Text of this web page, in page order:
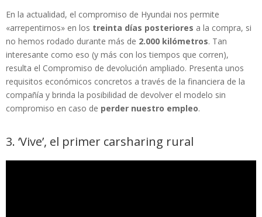
En la actualidad, el compromiso de Hyundai nos permite
«arrepentirnos» en los treinta días posteriores a la compra, si
no hemos rodado durante más de 2.000 kilómetros. Tan
interesante como eso (y más con los tiempos que corren),
resulta el Compromiso de devolución ampliado. Presenta unos
requisitos económicos concretos a través de la financiera de la
compañía y brinda la posibilidad de devolver el modelo sin
compromiso en caso de perder nuestro empleo.
3. ‘Vive’, el primer carsharing rural